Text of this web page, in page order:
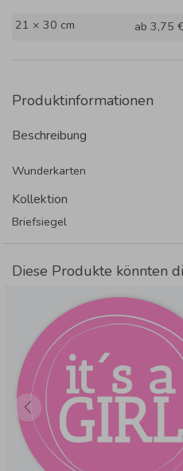
21 × 30 cm ab 3,75
Produktinformationen
Beschreibung
Wunderkarten
Kollektion
Briefsiegel
Diese Produkte könnten